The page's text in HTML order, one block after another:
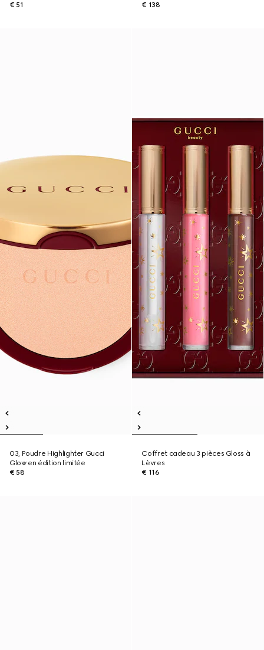
€ 51
€ 138
03, Poudre Highlighter Gucci
Glow en édition limitée
€ 58
Coffret cadeau 3 pièces Gloss à
Lèvres
€ 116